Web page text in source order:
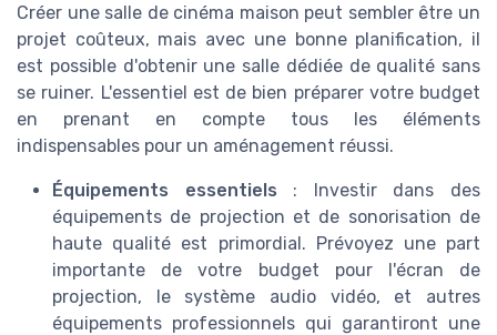
Créer une salle de cinéma maison peut sembler être un
projet coûteux, mais avec une bonne planification, il
est possible d'obtenir une salle dédiée de qualité sans
se ruiner. L'essentiel est de bien préparer votre budget
en prenant en compte tous les éléments
indispensables pour un aménagement réussi.
Équipements essentiels : Investir dans des
équipements de projection et de sonorisation de
haute qualité est primordial. Prévoyez une part
importante de votre budget pour l'écran de
projection, le système audio vidéo, et autres
équipements professionnels qui garantiront une